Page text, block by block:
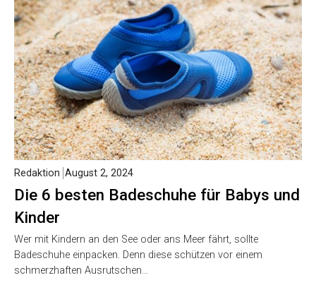
Die 6 besten Badeschuhe für Babys und
Kinder
Redaktion August 2, 2024
Wer mit Kindern an den See oder ans Meer fährt, sollte
Badeschuhe einpacken. Denn diese schützen vor einem
schmerzhaften Ausrutschen…